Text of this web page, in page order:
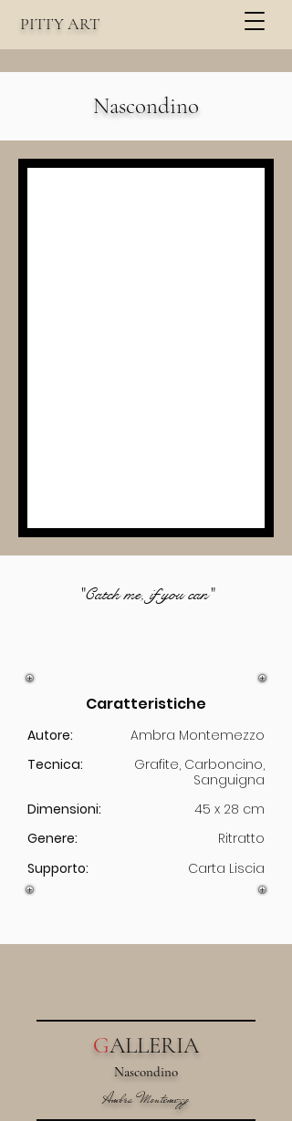
PITTYART
Nascondino
"Catch me, if you can"
Caratteristiche
Autore:
Ambra Montemezzo
Tecnica:
Grafite, Carboncino,
Sanguigna
Dimensioni:
45 x 28 cm
Genere:
Ritratto
Supporto:
Carta Liscia
GALLERIA
Nascondino
Ambra Montemezzo